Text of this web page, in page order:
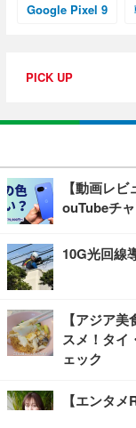
Google Pixel 9
PICK UP
【動画レ
ouTubeチ
10G光回線
【アジア
スメ！タイ
ェック
【エンタ